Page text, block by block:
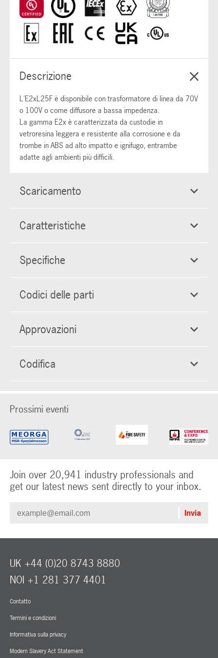
Descrizione
L'E2xL25F è disponibile con trasformatore di linea da 70V
o 100V o come diffusore a bassa impedenza.
La gamma E2x è caratterizzata da custodie in
vetroresina leggera e resistente alla corrosione e da
trombe in ABS ad alto impatto e ignifugo, entrambe
adatte agli ambienti più difficili.
Scaricamento
Caratteristiche
Specifiche
Codici delle parti
Approvazioni
Codifica
Prossimi eventi
Join over 20,941 industry professionals and
get our latest news sent directly to your inbox.
Contatto
Termini e condizioni
Informativa sulla privacy
Modern Slavery Act Statement
UK +44 (0)20 8743 8880
NOI +1 281 377 4401